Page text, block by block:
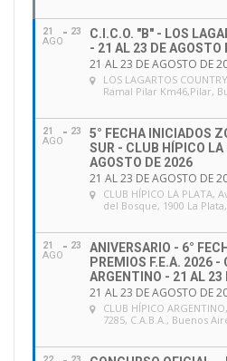
21
AGO
23
C.I.C.O. "B" - LOS
- 21 AL 23 DE AGOSTO
21 AL 23 DE AGOSTO DE
LOS LAGARTOS
Ramal Pilar Km46,Pilar,
21
AGO
23
5° FECHA INICIADOS
SUR - CLUB HÍPICO
AGOSTO DE 2026
21 AL 23 DE AGOSTO DE
CLUB HÍPICO LA PLATA,
del Bosque, 1900 La
21
AGO
23
ANIVERSARIO - 6°
PREMIOS F.E.A. 2026 -
ARGENTINO - 21 AL 23
21 AL 23 DE AGOSTO DE
CLUB HÍPICO ARGENTINO
7285, C.A.B.A., Buenos